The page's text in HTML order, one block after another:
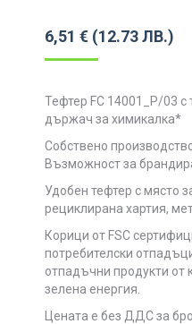
6,51 € (12.73 ЛВ.)
Тефтер FC 14001_P/03
държач за химикалка*
Собствено
Възможност за
Удобен тефтер с място
рециклирана хартия,
Корици от FSC
потребителски
отпадъчни продукти от
зелена енергия.
Цената е без ДДС за